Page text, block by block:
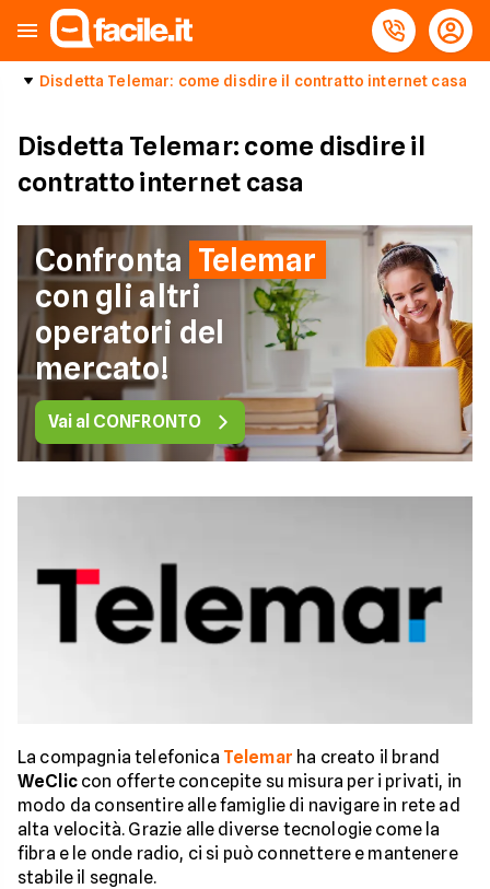
Disdetta Telemar: come disdire il contratto internet casa
Disdetta Telemar: come disdire il
contratto internet casa
Confronta Telemar
con gli altri
operatori del
mercato!
Vai al CONFRONTO
La compagnia telefonica Telemar ha creato il brand
WeCliccon offerte concepite su misura per i privati, in
modo da consentire alle famiglie di navigare in rete ad
alta velocità. Grazie alle diverse tecnologie come la
fibra e le onde radio, ci si può connettere e mantenere
stabile il segnale.